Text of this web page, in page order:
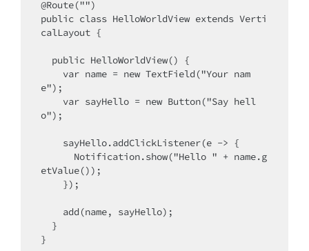
@Route("")
public class HelloWorldView extends Verti
calLayout {
e");
o");
etValue());